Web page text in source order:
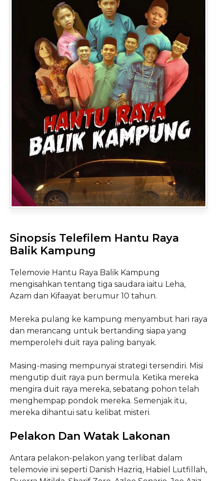
Sinopsis Telefilem Hantu Raya
Balik Kampung
Telemovie Hantu Raya Balik Kampung
mengisahkan tentang tiga saudara iaitu Leha,
Azam dan Kifaayat berumur 10 tahun.
Mereka pulang ke kampung menyambut hari raya
dan merancang untuk bertanding siapa yang
memperolehi duit raya paling banyak.
Masing-masing mempunyai strategi tersendiri. Misi
mengutip duit raya pun bermula. Ketika mereka
mengira duit raya mereka, sebatang pohon telah
menghempap pondok mereka. Semenjak itu,
mereka dihantui satu kelibat misteri.
Pelakon Dan Watak Lakonan
Antara pelakon-pelakon yang terlibat dalam
telemovie ini seperti Danish Hazriq, Habiel Lutfillah,